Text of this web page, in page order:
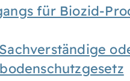
für Biozid-